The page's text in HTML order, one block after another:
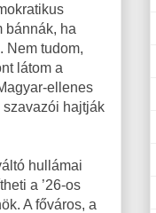
bánnák, ha
Nem tudom,
látom a
ellenes
szavazói hajtják
hullámai
a ’26-os
A főváros, a